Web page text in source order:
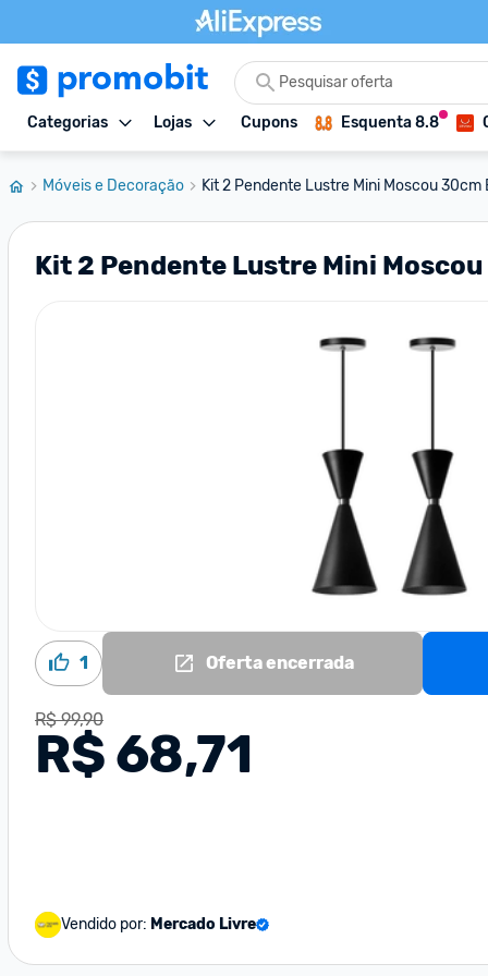
Categorias Lojas Cupons Esquenta 8.8
Móveis e Decoração Kit 2 Pendente Lustre Mini Moscou 30cm
Kit 2 Pendente Lustre Mini
1 Oferta encerrada
R$ 99,90
R$ 68,71
Vendido por: Mercado Livre